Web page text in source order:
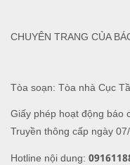
Tòa soạn: Tòa nhà Cục
Giấy phép hoạt động báo
Truyền thông cấp ngày
Hotline nội dung:
CHUYÊN TRANG CỦA